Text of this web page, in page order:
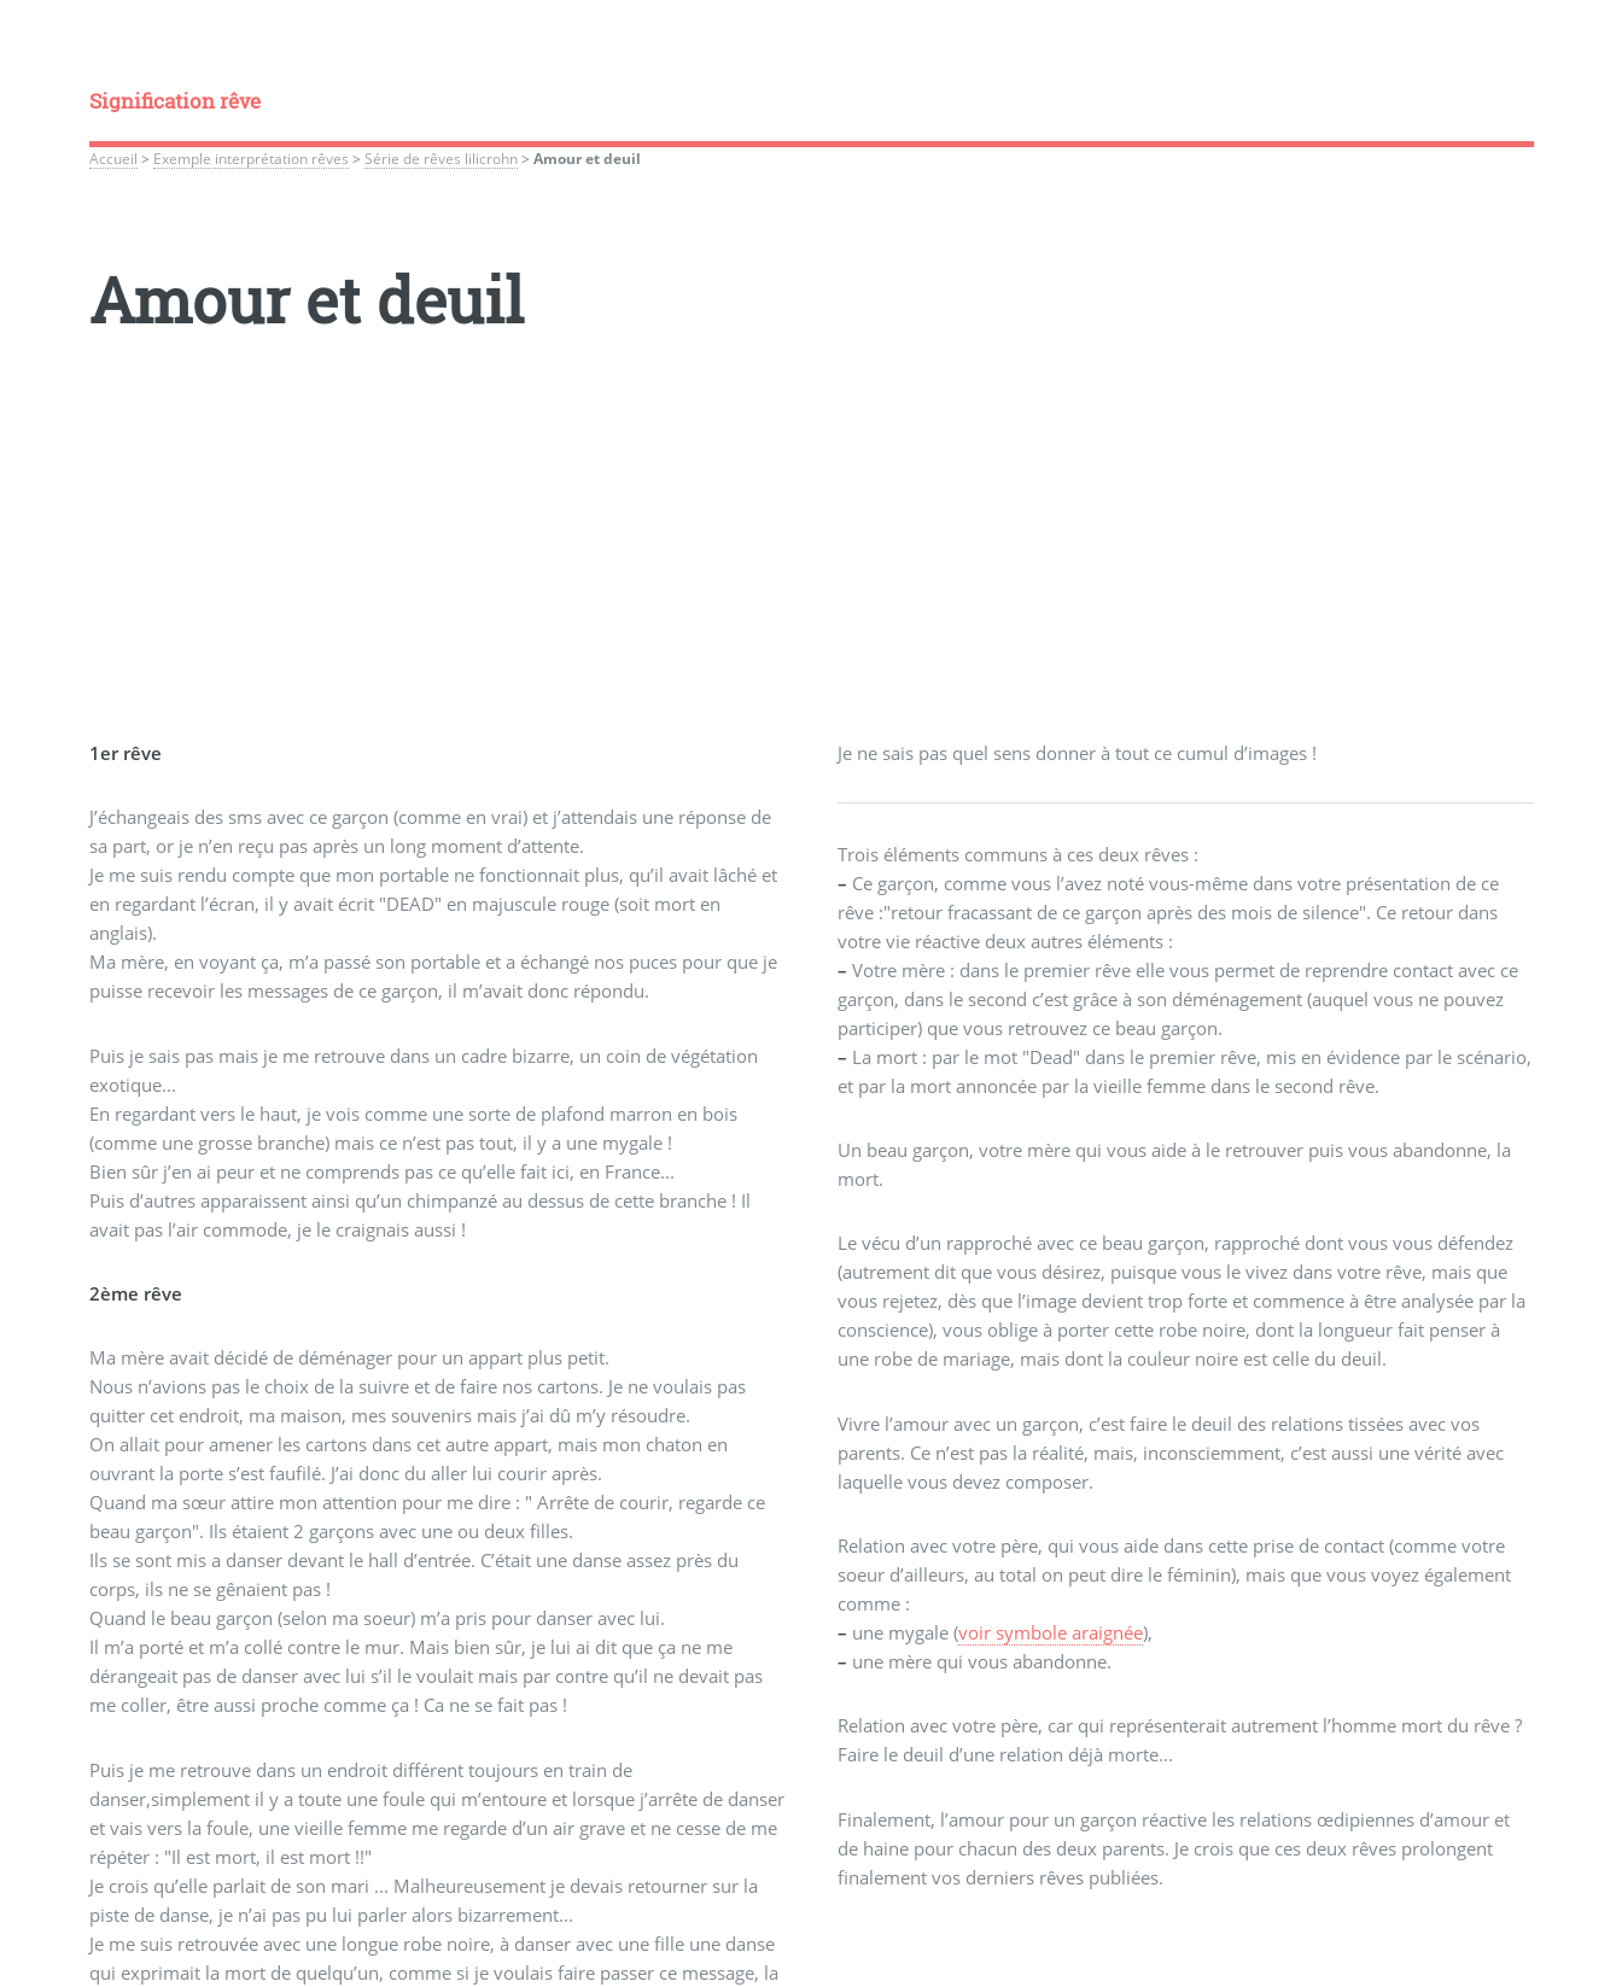
Signification rêve
Accueil > Exemple interprétation rêves > Série de rêves lilicrohn> Amour et deuil
Amour et deuil
1er rêve
J’échangeais des sms avec ce garçon (comme en vrai) et j’attendais une réponse de
sa part, or je n’en reçu pas après un long moment d’attente.
Je me suis rendu compte que mon portable ne fonctionnait plus, qu’il avait lâché et
en regardant l’écran, il y avait écrit "DEAD" en majuscule rouge (soit mort en
anglais).
Ma mère, en voyant ça, m’a passé son portable et a échangé nos puces pour que je
puisse recevoir les messages de ce garçon, il m’avait donc répondu.
Puis je sais pas mais je me retrouve dans un cadre bizarre, un coin de végétation
exotique...
En regardant vers le haut, je vois comme une sorte de plafond marron en bois
(comme une grosse branche) mais ce n’est pas tout, il y a une mygale !
Bien sûr j’en ai peur et ne comprends pas ce qu’elle fait ici, en France...
Puis d’autres apparaissent ainsi qu’un chimpanzé au dessus de cette branche ! Il
avait pas l’air commode, je le craignais aussi !
2ème rêve
Ma mère avait décidé de déménager pour un appart plus petit.
Nous n’avions pas le choix de la suivre et de faire nos cartons. Je ne voulais pas
quitter cet endroit, ma maison, mes souvenirs mais j’ai dû m’y résoudre.
On allait pour amener les cartons dans cet autre appart, mais mon chaton en
ouvrant la porte s’est faufilé. J’ai donc du aller lui courir après.
Quand ma sœur attire mon attention pour me dire : " Arrête de courir, regarde ce
beau garçon". Ils étaient 2 garçons avec une ou deux filles.
Ils se sont mis a danser devant le hall d’entrée. C’était une danse assez près du
corps, ils ne se gênaient pas !
Quand le beau garçon (selon ma soeur) m’a pris pour danser avec lui.
Il m’a porté et m’a collé contre le mur. Mais bien sûr, je lui ai dit que ça ne me
dérangeait pas de danser avec lui s’il le voulait mais par contre qu’il ne devait pas
me coller, être aussi proche comme ça ! Ca ne se fait pas !
Puis je me retrouve dans un endroit différent toujours en train de
danser,simplement il y a toute une foule qui m’entoure et lorsque j’arrête de danser
et vais vers la foule, une vieille femme me regarde d’un air grave et ne cesse de me
répéter : "Il est mort, il est mort !!"
Je crois qu’elle parlait de son mari ... Malheureusement je devais retourner sur la
piste de danse, je n’ai pas pu lui parler alors bizarrement...
Je me suis retrouvée avec une longue robe noire, à danser avec une fille une danse
qui exprimait la mort de quelqu’un, comme si je voulais faire passer ce message, la
Je ne sais pas quel sens donner à tout ce cumul d’images !
Trois éléments communs à ces deux rêves :
– Ce garçon, comme vous l’avez noté vous-même dans votre présentation de ce
rêve :"retour fracassant de ce garçon après des mois de silence". Ce retour dans
votre vie réactive deux autres éléments :
– Votre mère : dans le premier rêve elle vous permet de reprendre contact avec ce
garçon, dans le second c’est grâce à son déménagement (auquel vous ne pouvez
participer) que vous retrouvez ce beau garçon.
– La mort : par le mot "Dead" dans le premier rêve, mis en évidence par le scénario,
et par la mort annoncée par la vieille femme dans le second rêve.
Un beau garçon, votre mère qui vous aide à le retrouver puis vous abandonne, la
mort.
Le vécu d’un rapproché avec ce beau garçon, rapproché dont vous vous défendez
(autrement dit que vous désirez, puisque vous le vivez dans votre rêve, mais que
vous rejetez, dès que l’image devient trop forte et commence à être analysée par la
conscience), vous oblige à porter cette robe noire, dont la longueur fait penser à
une robe de mariage, mais dont la couleur noire est celle du deuil.
Vivre l’amour avec un garçon, c’est faire le deuil des relations tissées avec vos
parents. Ce n’est pas la réalité, mais, inconsciemment, c’est aussi une vérité avec
laquelle vous devez composer.
Relation avec votre père, qui vous aide dans cette prise de contact (comme votre
soeur d’ailleurs, au total on peut dire le féminin), mais que vous voyez également
comme :
– une mygale (voir symbole araignée),
– une mère qui vous abandonne.
Relation avec votre père, car qui représenterait autrement l’homme mort du rêve ?
Faire le deuil d’une relation déjà morte...
Finalement, l’amour pour un garçon réactive les relations œdipiennes d’amour et
de haine pour chacun des deux parents. Je crois que ces deux rêves prolongent
finalement vos derniers rêves publiées.